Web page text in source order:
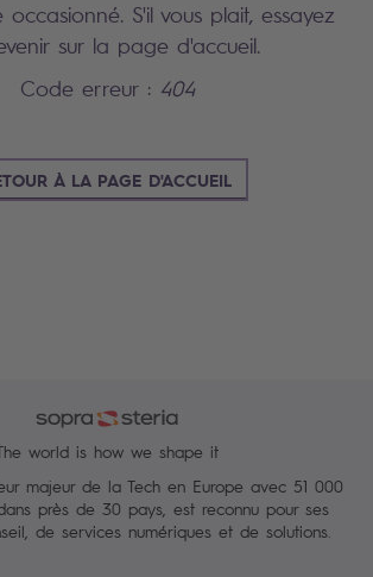
S'il vous plait, essayez
sur la page d'accueil.
Code erreur : 404
À LA PAGE D'ACCUEIL
world is how we shape it
majeur de la Tech en Europe avec 51 000
près de 30 pays, est reconnu pour ses
de services numériques et de solutions.